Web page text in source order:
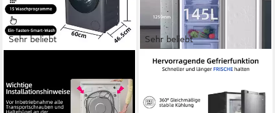
Sehr beliebt
CW07123863AX
7 kg Kapazität Waschen
Sehr beliebt
CHIQ
Gefrierschrank FSD160D4E
54 x 131 x 55 cm